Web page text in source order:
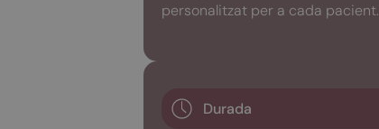
personalitzat per a cada pacient.
Durada